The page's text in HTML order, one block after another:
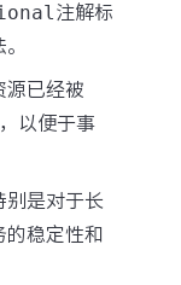
注解标
源已经被
以便于事
别是对于长
稳定性和